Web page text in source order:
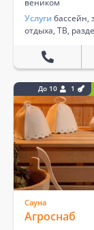
веником
Услуги бассейн,
отдыха, ТВ,
До 10 1
Сауна
Агроснаб